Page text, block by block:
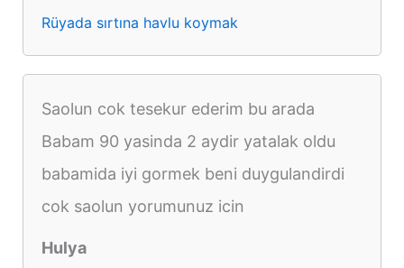
Rüyada sırtına havlu koymak
Saolun cok tesekur ederim bu arada
Babam 90 yasinda 2 aydir yatalak oldu
babamida iyi gormek beni duygulandirdi
cok saolun yorumunuz icin
Hulya